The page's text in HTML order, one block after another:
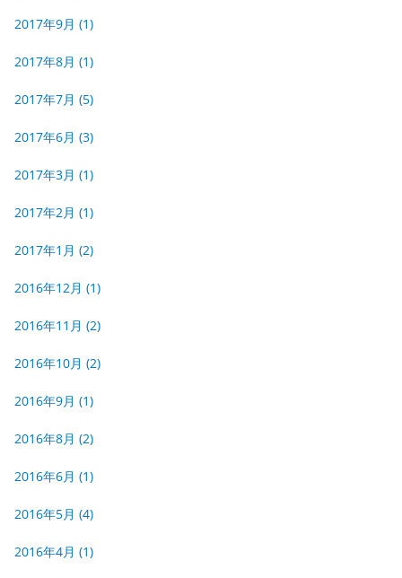
2017年9月 (1)
2017年8月 (1)
2017年7月 (5)
2017年6月 (3)
2017年3月 (1)
2017年2月 (1)
2017年1月 (2)
2016年12月 (1)
2016年11月 (2)
2016年10月 (2)
2016年9月 (1)
2016年8月 (2)
2016年6月 (1)
2016年5月 (4)
2016年4月 (1)